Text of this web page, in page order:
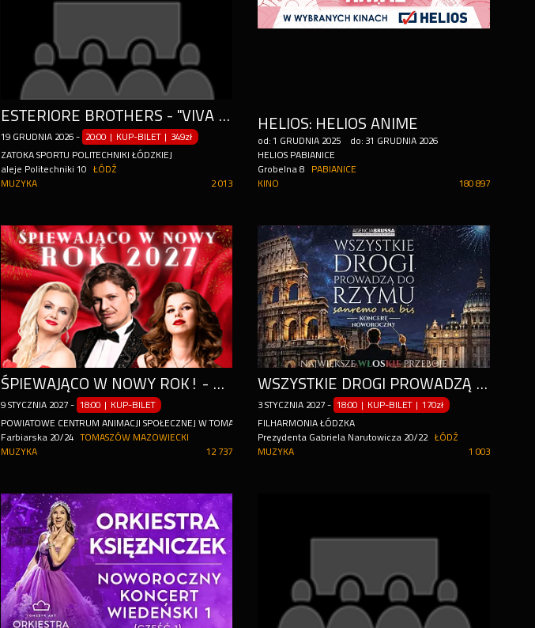
ESTERIORE BROTHERS - "VIVA ITALIA" TOUR 2026
19 GRUDNIA 2026 - 20:00 | KUP-BILET | 349zł
ZATOKA SPORTU POLITECHNIKI ŁÓDZKIEJ
aleje Politechniki 10
ŁÓDŹ
2 013
MUZYKA
HELIOS: HELIOS ANIME
od:1 GRUDNIA 2025 do: 31 GRUDNIA 2026
HELIOS PABIANICE
Grobelna 8
PABIANICE
180 897
KINO
» więcej terminów
ŚPIEWAJĄCO W NOWY ROK! - KOMEDIOWA OPERETKA PEŁNA PRZEBOJÓW
9 STYCZNIA 2027 - 18:00 | KUP-BILET
POWIATOWE CENTRUM ANIMACJI SPOŁECZNEJ W TOMASZOWIE MAZOWIECKIM
Farbiarska 20/24
TOMASZÓW MAZOWIECKI
12 737
MUZYKA
WSZYSTKIE DROGI PROWADZĄ DO RZYMU
3 STYCZNIA 2027 - 18:00 | KUP-BILET |170zł
FILHARMONIA ŁÓDZKA
Prezydenta Gabriela Narutowicza 20/22
ŁÓDŹ
1 003
MUZYKA